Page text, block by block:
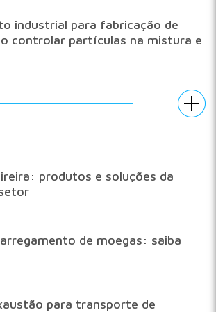
industrial para fabricação de
controlar partículas na mistura e
produtos e soluções da
de moegas: saiba
para transporte de